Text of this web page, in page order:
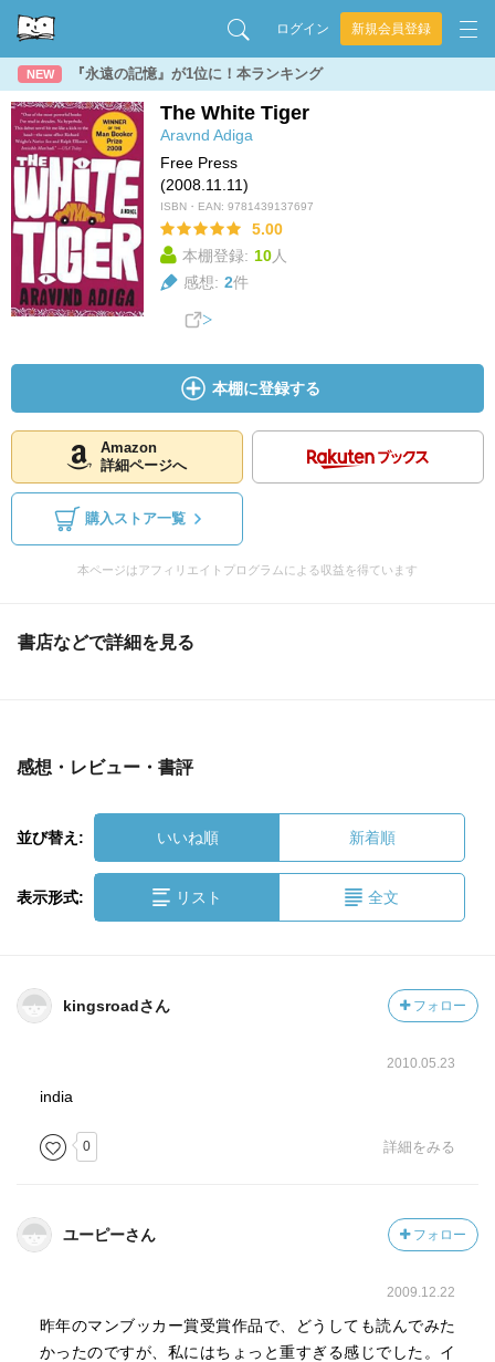
ログイン 新規会員登録
NEW 『永遠の記憶』が1位に！本ランキング
The White Tiger
Aravnd Adiga
Free Press
(2008.11.11)
ISBN・EAN: 9781439137697
5.00
本棚登録: 10人
感想: 2件
本棚に登録する
Amazon
詳細ページへ
購入ストア一覧
本ページはアフィリエイトプログラムによる収益を得ています
書店などで詳細を見る
感想・レビュー・書評
並び替え: いいね順 新着順
表示形式: リスト 全文
kingsroadさん フォロー
2010.05.23
india
0 詳細をみる
ユーピーさん フォロー
2009.12.22
昨年のマンブッカー賞受賞作品で、どうしても読んでみた
かったのですが、私にはちょっと重すぎる感じでした。イ